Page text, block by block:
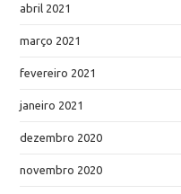
abril 2021
março 2021
fevereiro 2021
janeiro 2021
dezembro 2020
novembro 2020